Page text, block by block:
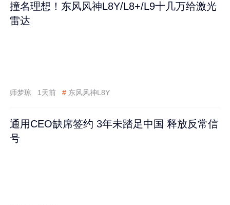
撞名理想！东风风神L8Y/L8+/L9十几万给激光
雷达
师梦琼 1天前 # 东风风神L8Y
通用CEO缺席签约 3年未踏足中国 释放反常信
号